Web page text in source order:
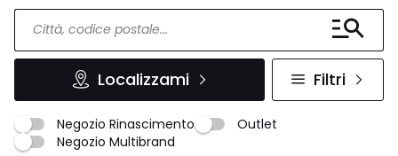
Localizzami Filtri
Negozio Rinascimento
Outlet
Negozio Multibrand